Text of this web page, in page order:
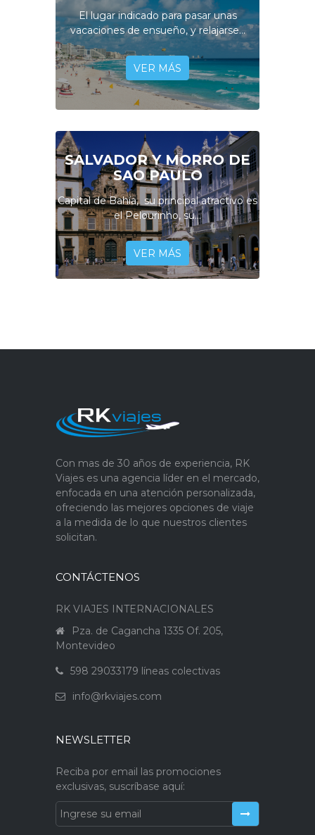
El lugar indicado para pasar unas
vacaciones de ensueño, y relajarse...
VER MÁS
SALVADOR Y MORRO DE
SAO PAULO
Capital de Bahía, su principal atractivo es
el Pelourinho, su...
VER MÁS
Con mas de 30 años de experiencia, RK
Viajes es una agencia líder en el mercado,
enfocada en una atención personalizada,
ofreciendo las mejores opciones de viaje
a la medida de lo que nuestros clientes
solicitan.
CONTÁCTENOS
RK VIAJES INTERNACIONALES
Pza. de Cagancha 1335 Of. 205,
Montevideo
598 29033179 líneas colectivas
info@rkviajes.com
NEWSLETTER
Reciba por email las promociones
exclusivas, suscríbase aquí: